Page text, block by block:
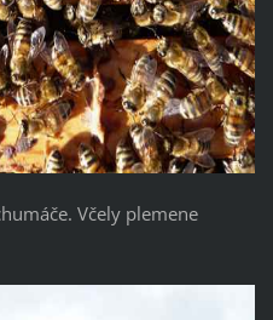
Včely plemene